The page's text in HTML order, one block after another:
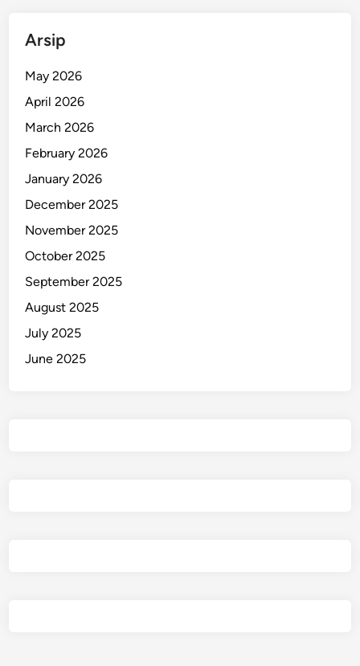
Arsip
May 2026
April 2026
March 2026
February 2026
January 2026
December 2025
November 2025
October 2025
September 2025
August 2025
July 2025
June 2025